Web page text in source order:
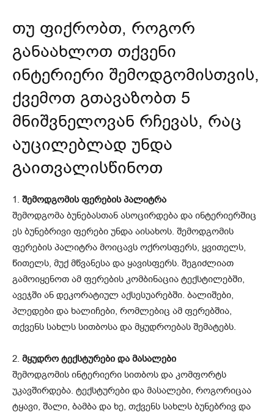
თუ ფიქრობთ, როგორ
განაახლოთ თქვენი
ინტერიერი შემოდგომისთვის,
ქვემოთ გთავაზობთ 5
მნიშვნელოვან რჩევას, რაც
აუცილებლად უნდა
გაითვალისწინოთ
1. შემოდგომის ფერების პალიტრა
შემოდგომა ბუნებასთან ასოცირდება და ინტერიერშიც
ეს ბუნებრივი ფერები უნდა აისახოს. შემოდგომის
ფერების პალიტრა მოიცავს ოქროსფერს, ყვითელს,
წითელს, მუქ მწვანესა და ყავისფერს. შეგიძლიათ
გამოიყენოთ ამ ფერების კომბინაცია ტექსტილებში,
ავეჯში ან დეკორატიულ აქსესუარებში. ბალიშები,
პლედები და ხალიჩები, რომლებიც ამ ფერებშია,
თქვენს სახლს სითბოსა და მყუდროებას შემატებს.
2. მყუდრო ტექსტურები და მასალები
შემოდგომის ინტერიერი სითბოს და კომფორტს
უკავშირდება. ტექსტურები და მასალები, როგორიცაა
ტყავი, შალი, ბამბა და ხე, თქვენს სახლს ბუნებრივ და